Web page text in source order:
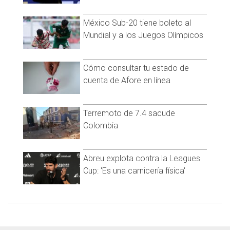
México Sub-20 tiene boleto al
Mundial y a los Juegos Olímpicos
Cómo consultar tu estado de
cuenta de Afore en línea
Terremoto de 7.4 sacude
Colombia
Abreu explota contra la Leagues
Cup: 'Es una carnicería física'